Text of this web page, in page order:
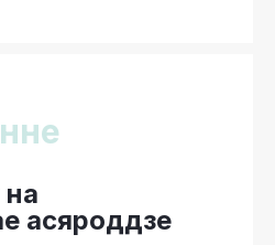
на
асяроддзе